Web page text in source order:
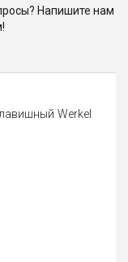
Напишите нам
Werkel